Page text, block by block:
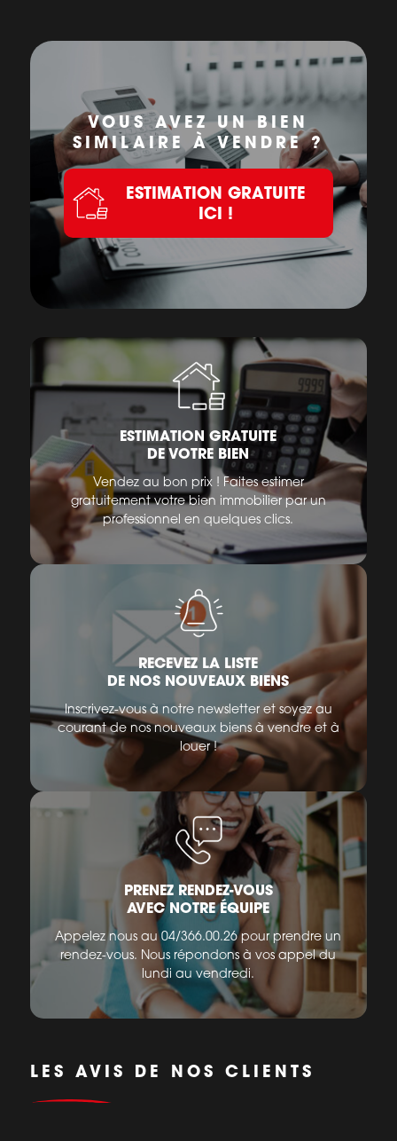
VOUS AVEZ UN BIEN
SIMILAIRE À VENDRE ?
ESTIMATION GRATUITE
ICI !
ESTIMATION GRATUITE
DE VOTRE BIEN
Vendez au bon prix ! Faites estimer
gratuitement votre bien immobilier par un
professionnel en quelques clics.
RECEVEZ LA LISTE
DE NOS NOUVEAUX BIENS
Inscrivez-vous à notre newsletter et soyez au
courant de nos nouveaux biens à vendre et à
louer !
PRENEZ RENDEZ-VOUS
AVEC NOTRE ÉQUIPE
Appelez nous au 04/366.00.26 pour prendre un
rendez-vous. Nous répondons à vos appel du
lundi au vendredi.
LES AVIS DE NOS CLIENTS